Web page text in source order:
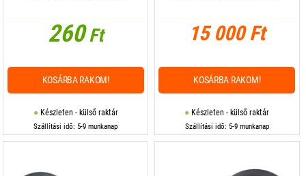
260Ft
Készleten - külső raktár
Szállítási idő: 5-9 munkanap
KOSÁRBA RAKOM!
15 000 Ft
Készleten - külső raktár
Szállítási idő: 5-9 munkanap
KOSÁRBA RAKOM!